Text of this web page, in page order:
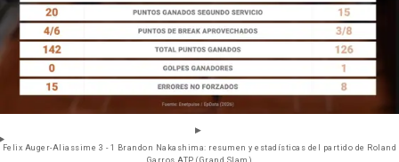
Felix Auger-Aliassime 3 - 1 Brandon Nakashima: resumen y estadísticas del partido de Roland